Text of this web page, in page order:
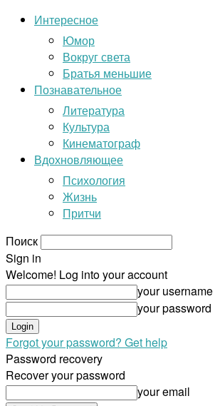
Интересное
Юмор
Вокруг света
Братья меньшие
Познавательное
Литература
Культура
Кинематограф
Вдохновляющее
Психология
Жизнь
Притчи
Поиск
Sign in
Welcome! Log into your account
your username
your password
Forgot your password? Get help
Password recovery
Recover your password
your email